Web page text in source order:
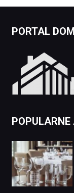
PORTAL